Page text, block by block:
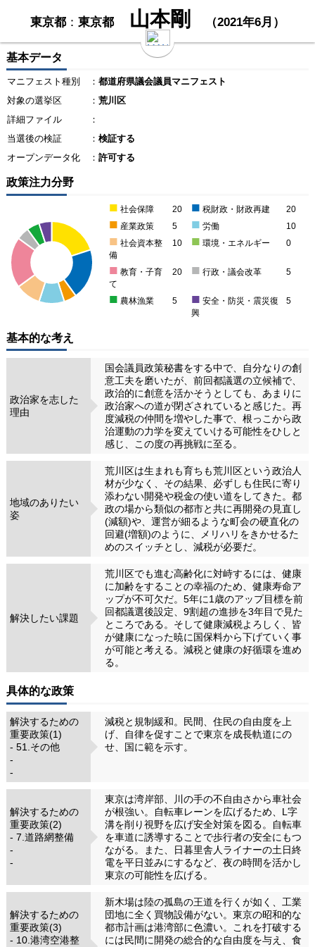
東京都： 東京都 山本剛 （2021年6月）
基本データ
マニフェスト種別 ： 都道府県議会議員マニフェスト
対象の選挙区
： 荒川区
詳細ファイル
：
当選後の検証
： 検証する
オープンデータ化
： 許可する
政策注力分野
■ 社会保障 20 ■ 税財政・財政再建 20
■ 産業政策 5 ■ 労働 10
■ 社会資本整
備
10 ■ 環境・エネルギー 0
■ 教育・子育
て
20 ■ 行政・議会改革 5
■ 農林漁業 5 ■ 安全・防災・震災復
興
5
基本的な考え
政治家を志した
理由
国会議員政策秘書をする中で、自分なりの創
意工夫を磨いたが、前回都議選の立候補で、
政治的に創意を活かそうとしても、あまりに
政治家への道が閉ざされていると感じた。再
度減税の仲間を増やした事で、根っこから政
治運動の力学を変えていける可能性をひしと
感じ、この度の再挑戦に至る。
地域のありたい
姿
荒川区は生まれも育ちも荒川区という政治人
材が少なく、その結果、必ずしも住民に寄り
添わない開発や税金の使い道をしてきた。都
政の場から類似の都市と共に再開発の見直し
(減額)や、運営が細るような町会の硬直化の
回避(増額)のように、メリハリをきかせるた
めのスイッチとし、減税が必要だ。
解決したい課題
荒川区でも進む高齢化に対峙するには、健康
に加齢をすることの幸福のため、健康寿命ア
ップが不可欠だ。5年に1歳のアップ目標を前
回都議選後設定、9割超の進捗を3年目で見た
ところである。そして健康減税よろしく、皆
が健康になった暁に国保料から下げていく事
が可能と考える。減税と健康の好循環を進め
る。
具体的な政策
解決するための
重要政策(1)
- 51.その他
-
-
減税と規制緩和。民間、住民の自由度を上
げ、自律を促すことで東京を成長軌道にの
せ、国に範を示す。
解決するための
重要政策(2)
- 7.道路網整備
-
-
東京は湾岸部、川の手の不自由さから車社会
が根強い。自転車レーンを広げるため、L字
溝を削り視野を広げ安全対策を図る。自転車
を車道に誘導することで歩行者の安全にもつ
ながる。また、日暮里舎人ライナーの土日終
電を平日並みにするなど、夜の時間を活かし
東京の可能性を広げる。
解決するための
重要政策(3)
- 10.港湾空港整
新木場は陸の孤島の王道を行くが如く、工業
団地に全く買物設備がない。東京の昭和的な
都市計画は港湾部に色濃い。これを打破する
には民間に開発の総合的な自由度を与え、食